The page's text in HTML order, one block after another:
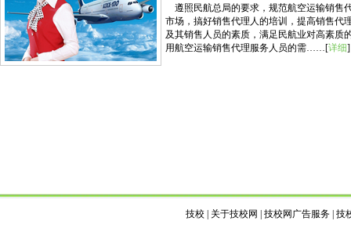
遵照民航总局的要求，规范航空运输销售
市场，搞好销售代理人的培训，提高销售代
及其销售人员的素质，满足民航业对高素质
用航空运输销售代理服务人员的需……[详细]
技校 关于技校网 技校网广告服务 技